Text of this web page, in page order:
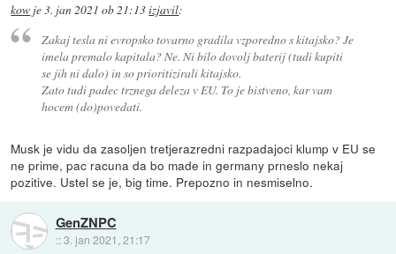
kow je3. jan 2021 ob 21:13izjavil:
Zakaj tesla ni evropsko tovarno gradila vzporedno s kitajsko? Je
imela premalo kapitala? Ne. Ni bilo dovolj baterij (tudi kupiti
se jih ni dalo) in so prioritizirali kitajsko.
Zato tudi padec trznega deleza v EU. To je bistveno, kar vam
hocem (do)povedati.
Musk je vidu da zasoljen tretjerazredni razpadajoci klump v EU se
ne prime, pac racuna da bo made in germany prneslo nekaj
pozitive. Ustel se je, big time. Prepozno in nesmiselno.
GenZNPC
::3. jan 2021, 21:17